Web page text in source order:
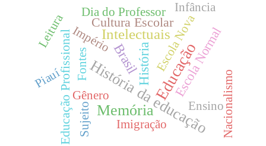
Educação
História da educação
Memória
Intelectuais
História
Brasil
Educação Profissional
Cultura Escolar
Escola Normal
Império
Gênero
Dia do ProfessorEscola Nova
Leitura
Sujeito
Fontes
Piauí
EnsinoNacionalismo
Imigração
Infância